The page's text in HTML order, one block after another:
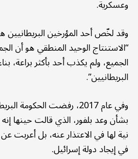
وعسكرية.
وقد لخّص أحد المؤرخين البريطانيين
“الاستنتاج الوحيد المنطقي هو أن
الجميع، ولم يكذب أحد بأكثر براعة،
البريطانيين”.
وفي عام 2017، رفضت الحكومة
بشأن وعد بلفور، الذي قالت حينها
نية لها في الاعتذار عنه، بل أعربت عن
في إيجاد دولة إسرائيل.